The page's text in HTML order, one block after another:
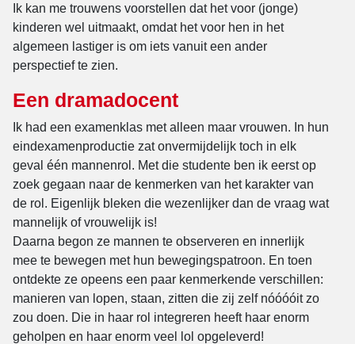
Ik kan me trouwens voorstellen dat het voor (jonge)
kinderen wel uitmaakt, omdat het voor hen in het
algemeen lastiger is om iets vanuit een ander
perspectief te zien.
Een dramadocent
Ik had een examenklas met alleen maar vrouwen. In hun
eindexamenproductie zat onvermijdelijk toch in elk
geval één mannenrol. Met die studente ben ik eerst op
zoek gegaan naar de kenmerken van het karakter van
de rol. Eigenlijk bleken die wezenlijker dan de vraag wat
mannelijk of vrouwelijk is!
Daarna begon ze mannen te observeren en innerlijk
mee te bewegen met hun bewegingspatroon. En toen
ontdekte ze opeens een paar kenmerkende verschillen:
manieren van lopen, staan, zitten die zij zelf nóóóóit zo
zou doen. Die in haar rol integreren heeft haar enorm
geholpen en haar enorm veel lol opgeleverd!